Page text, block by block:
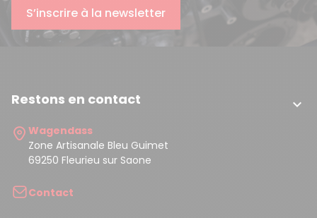
S’inscrire à la newsletter
Restons en contact 
Wagendass
Zone Artisanale Bleu Guimet
69250 Fleurieu sur Saone
Contact